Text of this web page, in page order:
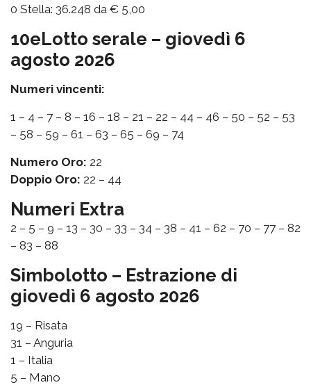
0 Stella: 36.248 da € 5,00
10eLotto serale – giovedì 6
agosto 2026
Numeri vincenti:
1 – 4 – 7 – 8 – 16 – 18 – 21 – 22 – 44 – 46 – 50 – 52 – 53
– 58 – 59 – 61 – 63 – 65 – 69 – 74
Numero Oro: 22
Doppio Oro: 22 – 44
Numeri Extra
2 – 5 – 9 – 13 – 30 – 33 – 34 – 38 – 41 – 62 – 70 – 77 – 82
– 83 – 88
Simbolotto – Estrazione di
giovedì 6 agosto 2026
19 – Risata
31 – Anguria
1 – Italia
5 – Mano